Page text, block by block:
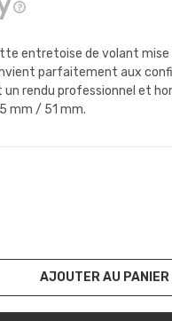
entretoise de volant mise
parfaitement aux
rendu professionnel et
mm / 51 mm.
AJOUTER AU PANIER